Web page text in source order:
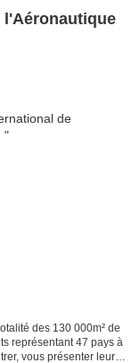
l'Aéronautique
des 130 000m² de
représentant 47 pays à
vous présenter leur